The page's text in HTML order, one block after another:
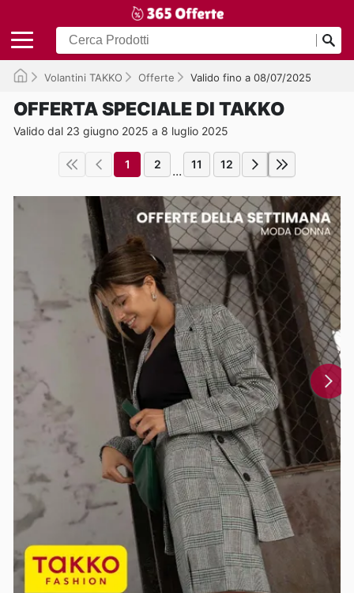
Volantini TAKKO Offerte Valido fino a 08/07/2025
OFFERTA SPECIALE DI TAKKO
Valido dal 23 giugno 2025 a 8 luglio 2025
1 2 ... 11 12